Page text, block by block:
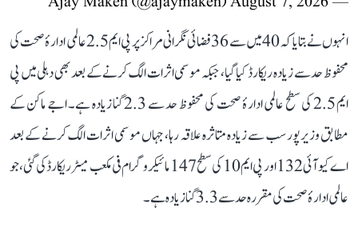
انہوں نے بتایا کہ 40 میں سے 36 فضائی نگرانی مراکز پر پی ایم 2.5 عالمی ادارۂ صحت کی
محفوظ حد سے زیادہ ریکارڈ کیا گیا، جبکہ موسمی اثرات الگ کرنے کے بعد بھی دہلی میں پی
ایم 2.5 کی سطح عالمی ادارۂ صحت کی محفوظ حد سے 2.3 گنا زیادہ ہے۔ اجے ماکن کے
مطابق وزیرپور سب سے زیادہ متاثرہ علاقہ رہا، جہاں موسمی اثرات الگ کرنے کے بعد
اے کیو آئی 132 اور پی ایم 10 کی سطح 147 مائیکروگرام فی مکعب میٹر ریکارڈ کی گئی، جو
عالمی ادارۂ صحت کی مقررہ حد سے 3.3 گنا زیادہ ہے۔